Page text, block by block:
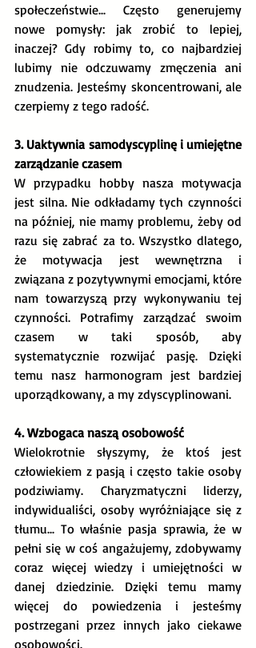
społeczeństwie... Często generujemy
nowe pomysły: jak zrobić to lepiej,
inaczej? Gdy robimy to, co najbardziej
lubimy nie odczuwamy zmęczenia ani
znudzenia. Jesteśmy skoncentrowani, ale
czerpiemy z tego radość.
3. Uaktywnia samodyscyplinę i umiejętne
zarządzanie czasem
W przypadku hobby nasza motywacja
jest silna. Nie odkładamy tych czynności
na później, nie mamy problemu, żeby od
razu się zabrać za to. Wszystko dlatego,
że motywacja jest wewnętrzna i
związana z pozytywnymi emocjami, które
nam towarzyszą przy wykonywaniu tej
czynności. Potrafimy zarządzać swoim
czasem w taki sposób, aby
systematycznie rozwijać pasję. Dzięki
temu nasz harmonogram jest bardziej
uporządkowany, a my zdyscyplinowani.
4. Wzbogaca naszą osobowość
Wielokrotnie słyszymy, że ktoś jest
człowiekiem z pasją i często takie osoby
podziwiamy. Charyzmatyczni liderzy,
indywidualiści, osoby wyróżniające się z
tłumu... To właśnie pasja sprawia, że w
pełni się w coś angażujemy, zdobywamy
coraz więcej wiedzy i umiejętności w
danej dziedzinie. Dzięki temu mamy
więcej do powiedzenia i jesteśmy
postrzegani przez innych jako ciekawe
osobowości.